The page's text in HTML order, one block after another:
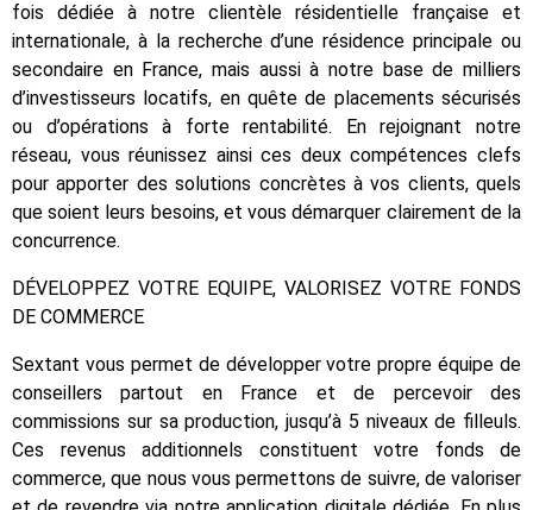
fois dédiée à notre clientèle résidentielle française et
internationale, à la recherche d’une résidence principale ou
secondaire en France, mais aussi à notre base de milliers
d’investisseurs locatifs, en quête de placements sécurisés
ou d’opérations à forte rentabilité. En rejoignant notre
réseau, vous réunissez ainsi ces deux compétences clefs
pour apporter des solutions concrètes à vos clients, quels
que soient leurs besoins, et vous démarquer clairement de la
concurrence.
DÉVELOPPEZ VOTRE EQUIPE, VALORISEZ VOTRE FONDS
DE COMMERCE
Sextant vous permet de développer votre propre équipe de
conseillers partout en France et de percevoir des
commissions sur sa production, jusqu’à 5 niveaux de filleuls.
Ces revenus additionnels constituent votre fonds de
commerce, que nous vous permettons de suivre, de valoriser